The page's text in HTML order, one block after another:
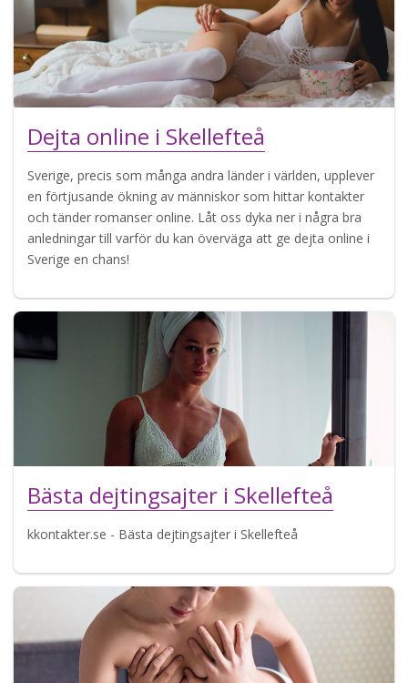
Dejta online i Skellefteå
Sverige, precis som många andra länder i världen, upplever
en förtjusande ökning av människor som hittar kontakter
och tänder romanser online. Låt oss dyka ner i några bra
anledningar till varför du kan överväga att ge dejta online i
Sverige en chans!
Bästa dejtingsajter i Skellefteå
kkontakter.se - Bästa dejtingsajter i Skellefteå